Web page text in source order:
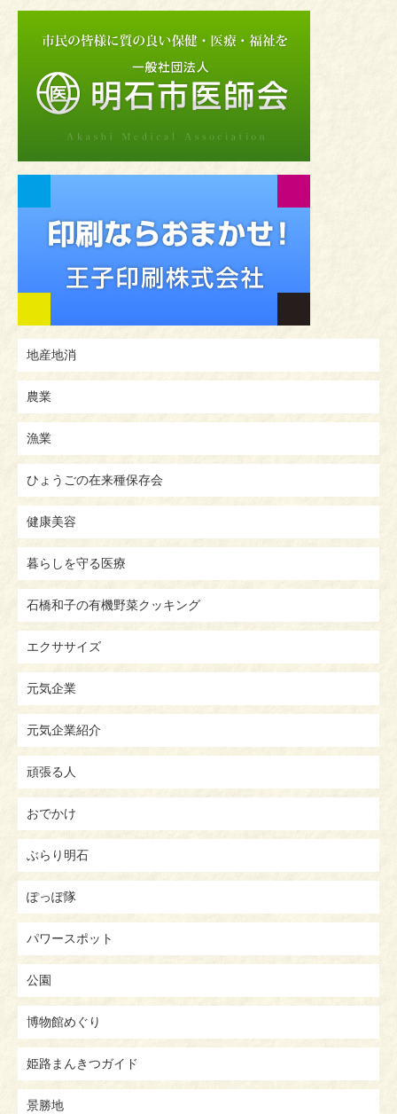
地産地消
農業
漁業
ひょうごの在来種保存会
健康美容
暮らしを守る医療
石橋和子の有機野菜クッキング
エクササイズ
元気企業
元気企業紹介
頑張る人
おでかけ
ぶらり明石
ぽっぽ隊
パワースポット
公園
博物館めぐり
姫路まんきつガイド
景勝地